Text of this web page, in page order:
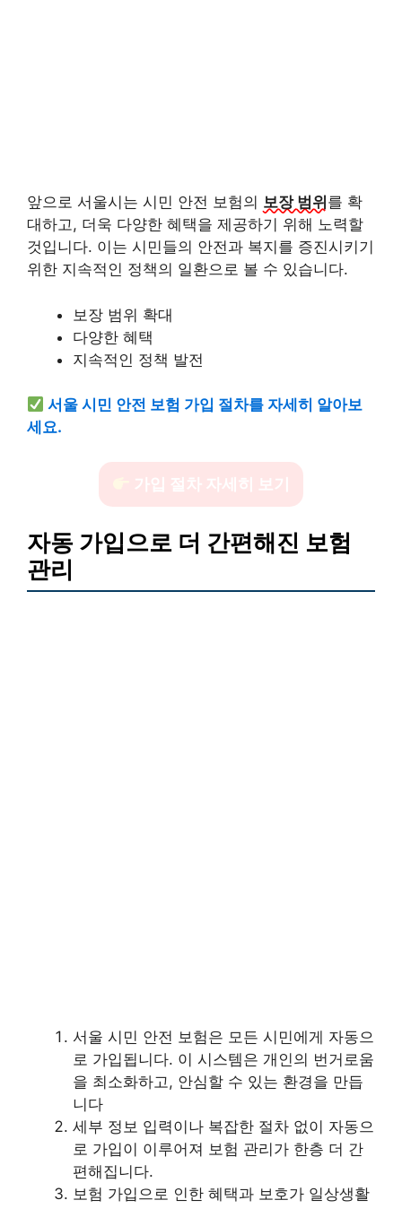
앞으로 서울시는 시민 안전 보험의 보장 범위 를 확
대하고, 더욱 다양한 혜택을 제공하기 위해 노력할
것입니다. 이는 시민들의 안전과 복지를 증진시키기
위한 지속적인 정책의 일환으로 볼 수 있습니다.
보장 범위 확대
다양한 혜택
지속적인 정책 발전
서울 시민 안전 보험 가입 절차를 자세히 알아보
세요.
가입 절차 자세히 보기
자동 가입으로 더 간편해진 보험
관리
서울 시민 안전 보험은 모든 시민에게 자동으
로 가입됩니다. 이 시스템은 개인의 번거로움
을 최소화하고, 안심할 수 있는 환경을 만듭
니다
세부 정보 입력이나 복잡한 절차 없이 자동으
로 가입이 이루어져 보험 관리가 한층 더 간
편해집니다.
보험 가입으로 인한 혜택과 보호가 일상생활